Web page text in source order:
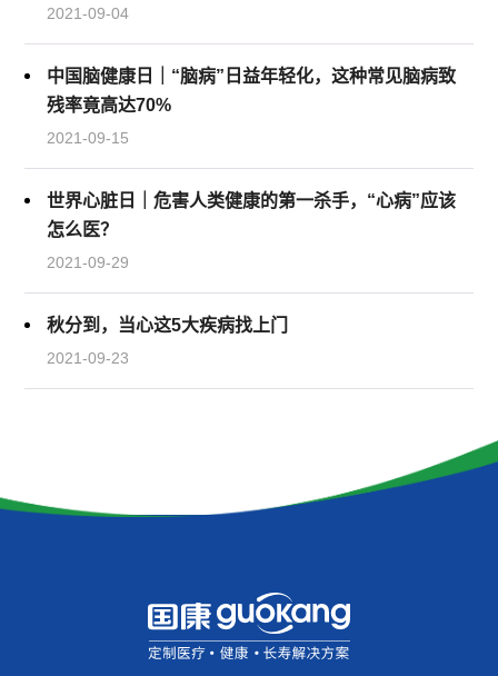
2021-09-04
中国脑健康日｜“脑病”日益年轻化，这种常见脑病致
残率竟高达70%
2021-09-15
世界心脏日｜危害人类健康的第一杀手，“心病”应该
怎么医？
2021-09-29
秋分到，当心这5大疾病找上门
2021-09-23